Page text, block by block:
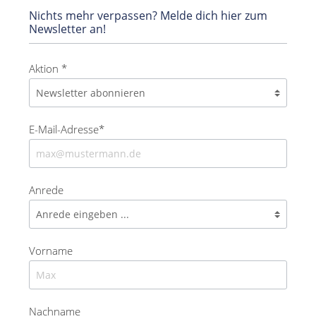
Nichts mehr verpassen? Melde dich hier zum
Newsletter an!
Aktion *
E-Mail-Adresse*
Anrede
Vorname
Nachname